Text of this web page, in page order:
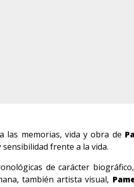
las memorias, vida y obra de
frente a la vida.
de carácter
también artista visual,